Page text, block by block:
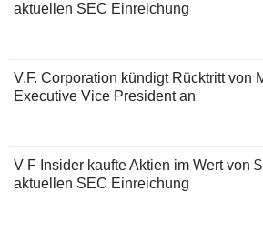
aktuellen SEC Einreichung
V.F. Corporation kündigt Rücktritt von
Executive Vice President an
V F Insider kaufte Aktien im Wert von
aktuellen SEC Einreichung